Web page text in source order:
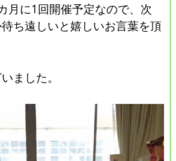
月に1回開催予定なので、次
ち遠しいと嬉しいお言葉を頂
ました。